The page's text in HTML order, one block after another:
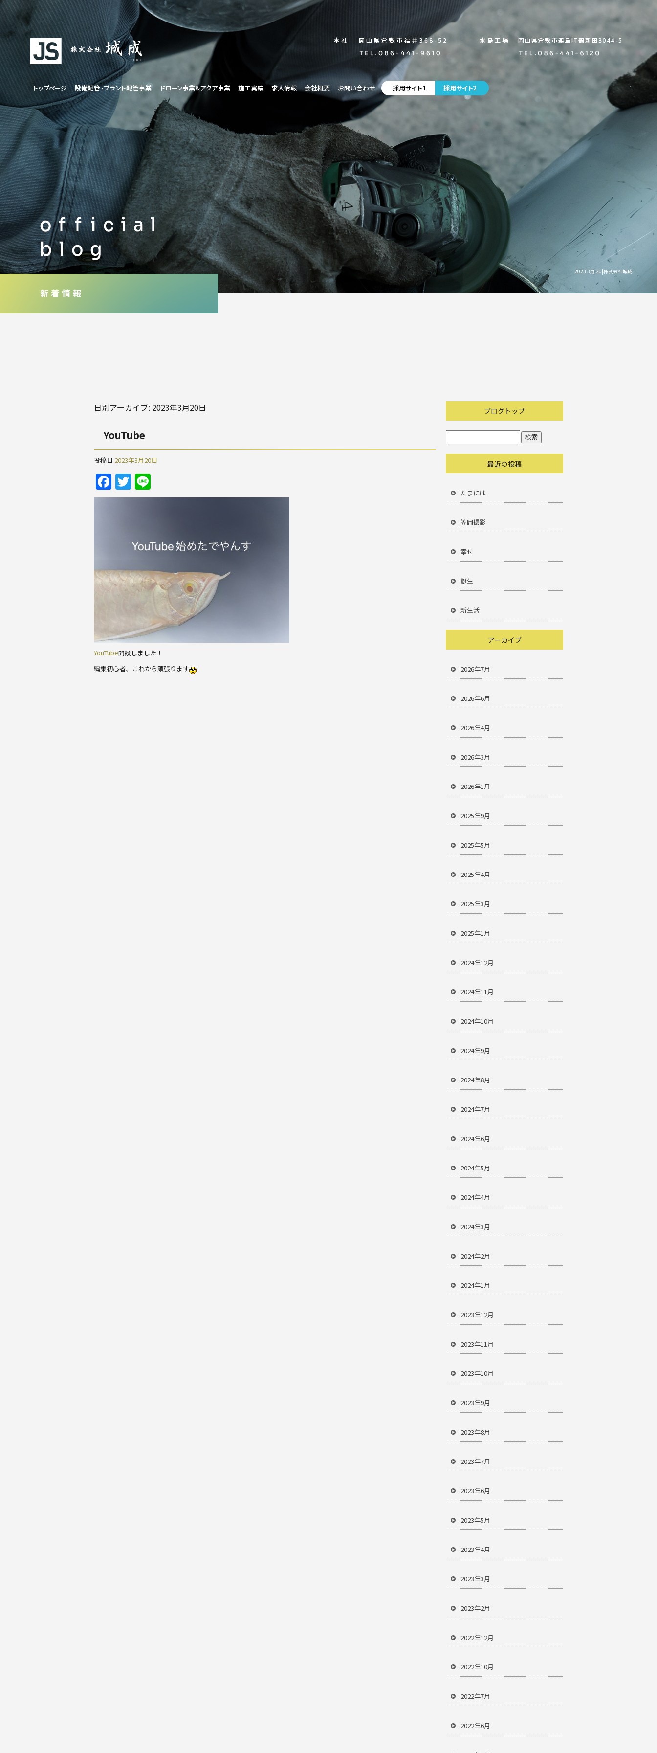
2023 3月 20|株式会社城成
日別アーカイブ: 2023年3月20日
YouTube
投稿日 2023年3月20日
F
a
o
k
T
w n
YouTube開設しました！
編集初心者、これから頑張ります
ブログトップ
最近の投稿
たまには
笠岡撮影
幸せ
誕生
新生活
アーカイブ
2026年7月
2026年6月
2026年4月
2026年3月
2026年1月
2025年9月
2025年5月
2025年4月
2025年3月
2025年1月
2024年12月
2024年11月
2024年10月
2024年9月
2024年8月
2024年7月
2024年6月
2024年5月
2024年4月
2024年3月
2024年2月
2024年1月
2023年12月
2023年11月
2023年10月
2023年9月
2023年8月
2023年7月
2023年6月
2023年5月
2023年4月
2023年3月
2023年2月
2022年12月
2022年10月
2022年7月
2022年6月